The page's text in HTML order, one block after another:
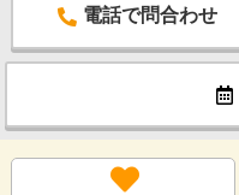
電話で問合わせ